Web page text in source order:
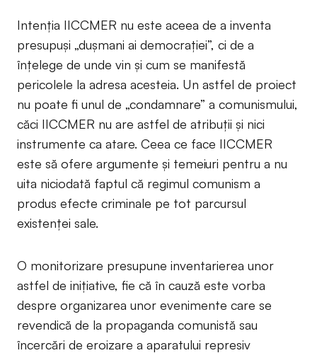
Intenția IICCMER nu este aceea de a inventa
presupuși „dușmani ai democrației”, ci de a
înțelege de unde vin și cum se manifestă
pericolele la adresa acesteia. Un astfel de proiect
nu poate fi unul de „condamnare” a comunismului,
căci IICCMER nu are astfel de atribuții și nici
instrumente ca atare. Ceea ce face IICCMER
este să ofere argumente și temeiuri pentru a nu
uita niciodată faptul că regimul comunism a
produs efecte criminale pe tot parcursul
existenței sale.
O monitorizare presupune inventarierea unor
astfel de inițiative, fie că în cauză este vorba
despre organizarea unor evenimente care se
revendică de la propaganda comunistă sau
încercări de eroizare a aparatului represiv